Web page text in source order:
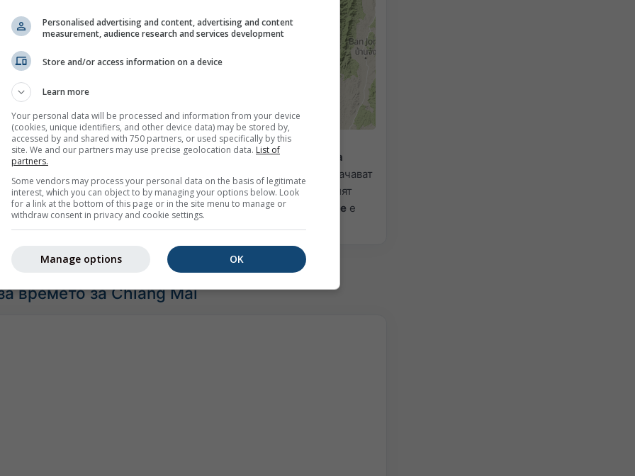
Умерено Силен Много силен Град
поставен върху Chiang Mai. Тази анимация показва
радара за
както и
. Оранжевите кръстчета обозначават
отnowcast.de (налични в САЩ, Европа и Австралия). Ситният
може да бъдат невидими за радара.Интензитетът на валежите е
до червено.
времето за Chiang Mai
Personalised advertising and content, advertising and content
measurement, audience research and services development
Store and/or access information on a device
Learn more
Your personal data will be processed and information from your device
(cookies, unique identifiers, and other device data) may be stored by,
accessed by and shared with 750 partners, or used specifically by this
site. We and our partners may use precise geolocation data. List of
partners.
Some vendors may process your personal data on the basis of legitimate
interest, which you can object to by managing your options below. Look
for a link at the bottom of this page or in the site menu to manage or
withdraw consent in privacy and cookie settings.
OK
Manage options